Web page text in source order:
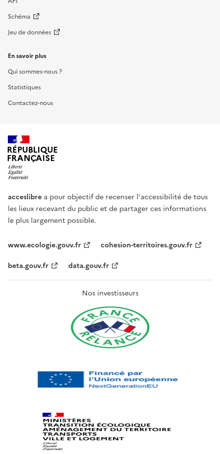
Schéma
Jeu de données
En savoir plus
Qui sommes-nous ?
Statistiques
Contactez-nous
RÉPUBLIQUE
FRANÇAISE
acceslibre a pour objectif de recenser l'accessibilité de tous
les lieux recevant du public et de partager ces informations
le plus largement possible.
www.ecologie.gouv.fr
cohesion-territoires.gouv.fr
beta.gouv.fr
data.gouv.fr
Nos investisseurs